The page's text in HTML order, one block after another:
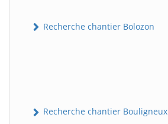
Recherche chantier Bolozon
Recherche chantier Bouligneux